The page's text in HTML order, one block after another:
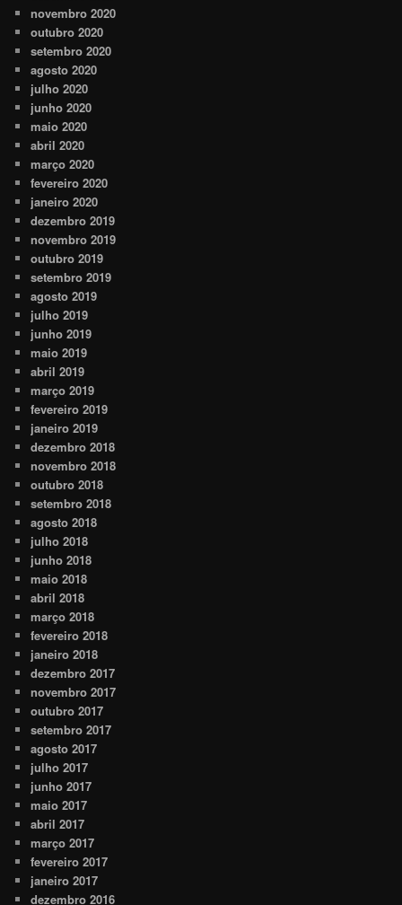
novembro 2020
outubro 2020
setembro 2020
agosto 2020
julho 2020
junho 2020
maio 2020
abril 2020
março 2020
fevereiro 2020
janeiro 2020
dezembro 2019
novembro 2019
outubro 2019
setembro 2019
agosto 2019
julho 2019
junho 2019
maio 2019
abril 2019
março 2019
fevereiro 2019
janeiro 2019
dezembro 2018
novembro 2018
outubro 2018
setembro 2018
agosto 2018
julho 2018
junho 2018
maio 2018
abril 2018
março 2018
fevereiro 2018
janeiro 2018
dezembro 2017
novembro 2017
outubro 2017
setembro 2017
agosto 2017
julho 2017
junho 2017
maio 2017
abril 2017
março 2017
fevereiro 2017
janeiro 2017
dezembro 2016